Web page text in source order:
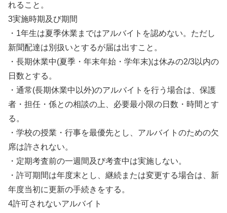
れること。
3実施時期及び期間
・1年生は夏季休業まではアルバイトを認めない。ただし
新聞配達は別扱いとするが届は出すこと。
・長期休業中(夏季・年末年始・学年末)は休みの2/3以内の
日数とする。
・通常(長期休業中以外)のアルバイトを行う場合は、保護
者・担任・係との相談の上、必要最小限の日数・時間とす
る。
・学校の授業・行事を最優先とし、アルバイトのための欠
席は許されない。
・定期考査前の一週間及び考査中は実施しない。
・許可期間は年度末とし、継続または変更する場合は、新
年度当初に更新の手続きをする。
4許可されないアルバイト